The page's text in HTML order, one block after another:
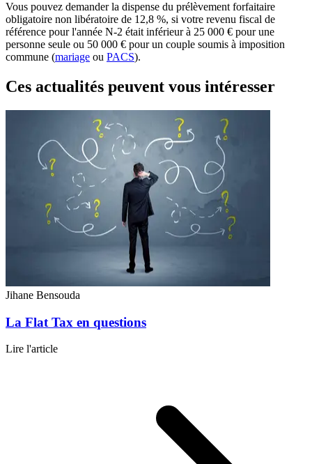
Vous pouvez demander la dispense du prélèvement forfaitaire
obligatoire non libératoire de 12,8 %, si votre revenu fiscal de
référence pour l'année N-2 était inférieur à 25 000 € pour une
personne seule ou 50 000 € pour un couple soumis à imposition
commune (mariage ou PACS).
Ces actualités peuvent vous intéresser
Jihane Bensouda
La Flat Tax en questions
Lire l'article